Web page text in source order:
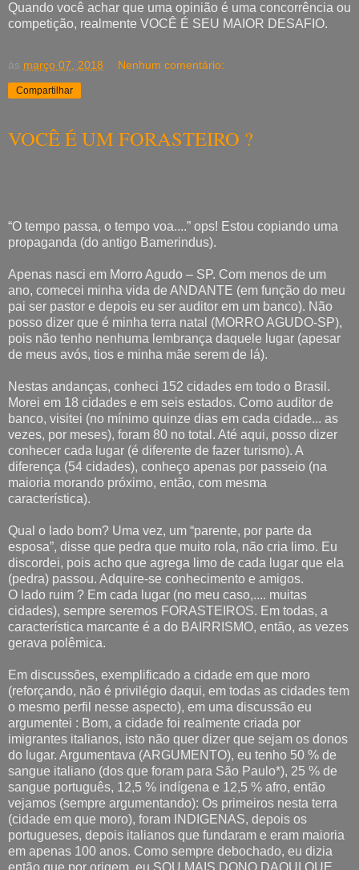
Quando você achar que uma opinião é uma concorrência ou
competição, realmente VOCÊ É SEU MAIOR DESAFIO.
às março 07, 2018 Nenhum comentário:
Compartilhar
VOCÊ É UM FORASTEIRO ?
“O tempo passa, o tempo voa....” ops! Estou copiando uma
propaganda (do antigo Bamerindus).
Apenas nasci em Morro Agudo – SP. Com menos de um
ano, comecei minha vida de ANDANTE (em função do meu
pai ser pastor e depois eu ser auditor em um banco). Não
posso dizer que é minha terra natal (MORRO AGUDO-SP),
pois não tenho nenhuma lembrança daquele lugar (apesar
de meus avós, tios e minha mãe serem de lá).
Nestas andanças, conheci 152 cidades em todo o Brasil.
Morei em 18 cidades e em seis estados. Como auditor de
banco, visitei (no mínimo quinze dias em cada cidade... as
vezes, por meses), foram 80 no total. Até aqui, posso dizer
conhecer cada lugar (é diferente de fazer turismo). A
diferença (54 cidades), conheço apenas por passeio (na
maioria morando próximo, então, com mesma
característica).
Qual o lado bom? Uma vez, um “parente, por parte da
esposa”, disse que pedra que muito rola, não cria limo. Eu
discordei, pois acho que agrega limo de cada lugar que ela
(pedra) passou. Adquire-se conhecimento e amigos.
O lado ruim ? Em cada lugar (no meu caso,.... muitas
cidades), sempre seremos FORASTEIROS. Em todas, a
característica marcante é a do BAIRRISMO, então, as vezes
gerava polêmica.
Em discussões, exemplificado a cidade em que moro
(reforçando, não é privilégio daqui, em todas as cidades tem
o mesmo perfil nesse aspecto), em uma discussão eu
argumentei : Bom, a cidade foi realmente criada por
imigrantes italianos, isto não quer dizer que sejam os donos
do lugar. Argumentava (ARGUMENTO), eu tenho 50 % de
sangue italiano (dos que foram para São Paulo*), 25 % de
sangue português, 12,5 % indígena e 12,5 % afro, então
vejamos (sempre argumentando): Os primeiros nesta terra
(cidade em que moro), foram INDIGENAS, depois os
portugueses, depois italianos que fundaram e eram maioria
em apenas 100 anos. Como sempre debochado, eu dizia
então que por origem, eu SOU MAIS DONO DAQUI QUE....